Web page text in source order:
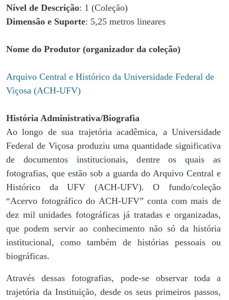
Nível de Descrição: 1 (Coleção)
Dimensão e Suporte: 5,25 metros lineares
Nome do Produtor (organizador da coleção)
Arquivo Central e Histórico da Universidade Federal de
Viçosa (ACH-UFV)
História Administrativa/Biografia
Ao longo de sua trajetória acadêmica, a Universidade
Federal de Viçosa produziu uma quantidade significativa
de documentos institucionais, dentre os quais as
fotografias, que estão sob a guarda do Arquivo Central e
Histórico da UFV (ACH-UFV). O fundo/coleção
“Acervo fotográfico do ACH-UFV” conta com mais de
dez mil unidades fotográficas já tratadas e organizadas,
que podem servir ao conhecimento não só da história
institucional, como também de histórias pessoais ou
biográficas.
Através dessas fotografias, pode-se observar toda a
trajetória da Instituição, desde os seus primeiros passos,